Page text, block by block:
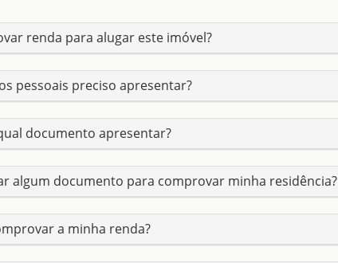
renda para alugar este imóvel?
pessoais preciso apresentar?
documento apresentar?
algum documento para comprovar minha residência?
a minha renda?